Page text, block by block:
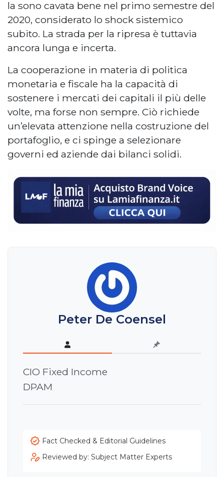
la sono cavata bene nel primo semestre del
2020, considerato lo shock sistemico
subito. La strada per la ripresa è tuttavia
ancora lunga e incerta.
La cooperazione in materia di politica
monetaria e fiscale ha la capacità di
sostenere i mercati dei capitali il più delle
volte, ma forse non sempre. Ciò richiede
un’elevata attenzione nella costruzione del
portafoglio, e ci spinge a selezionare
governi ed aziende dai bilanci solidi.
Peter De Coensel
CIO Fixed Income
DPAM
Fact Checked & Editorial Guidelines
Reviewed by: Subject Matter Experts